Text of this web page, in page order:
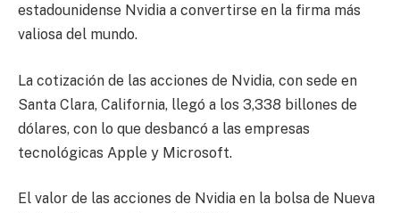
estadounidense Nvidia a convertirse en la firma más
valiosa del mundo.
La cotización de las acciones de Nvidia, con sede en
Santa Clara, California, llegó a los 3,338 billones de
dólares, con lo que desbancó a las empresas
tecnológicas Apple y Microsoft.
El valor de las acciones de Nvidia en la bolsa de Nueva